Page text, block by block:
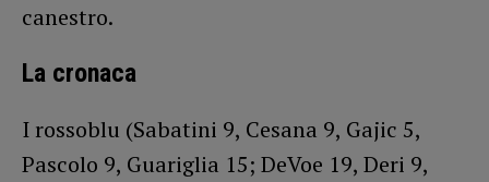
canestro.
La cronaca
I rossoblu (Sabatini 9, Cesana 9, Gajic 5,
Pascolo 9, Guariglia 15; DeVoe 19, Deri 9,